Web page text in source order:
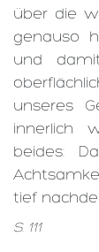
über die
genauso
und
unseres
innerlich
beides:
tief
S. 111